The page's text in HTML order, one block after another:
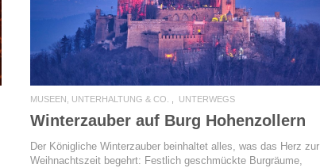
MUSEEN, UNTERHALTUNG & CO. UNTERWEGS
Winterzauber auf Burg Hohenzollern
Der Königliche Winterzauber beinhaltet alles, was das Herz zur
Weihnachtszeit begehrt: Festlich geschmückte Burgräume,